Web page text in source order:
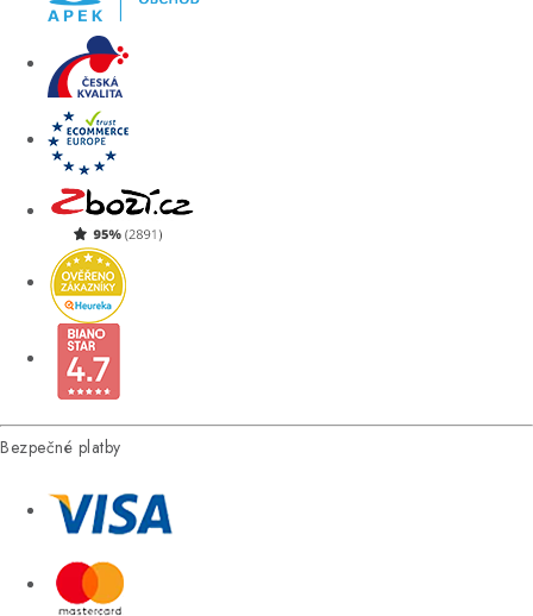
Bezpečné platby